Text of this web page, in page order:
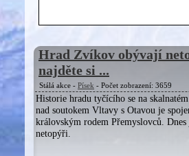
Hrad Zvíkov obývají
najděte si ...
Stálá akce - Písek - Počet zobrazení: 3659
Historie hradu tyčícího se na
nad soutokem Vltavy s Otavou je
královským rodem Přemyslovců.
netopýři.